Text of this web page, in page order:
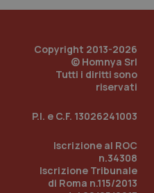
Copyright 2013-2026
© Homnya Srl
Tutti i diritti sono
riservati
P.I. e C.F. 13026241003
Iscrizione al ROC
n.34308
Iscrizione Tribunale
di Roma n.115/2013